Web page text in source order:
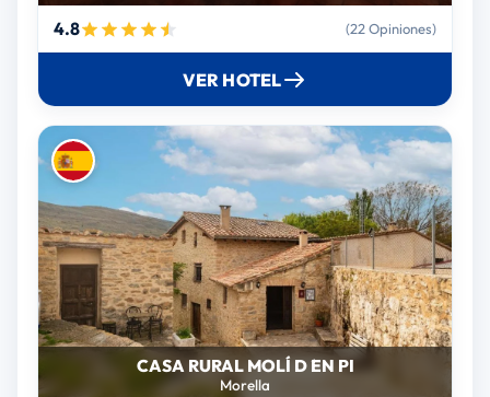
4.8 (22 Opiniones)
VER HOTEL
CASA RURAL MOLÍ D ́EN PI
Morella